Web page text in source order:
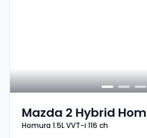
Mazda 2 Hybrid
VVT-I 116 Ch
Homura 1.5L VVT-i 116 ch